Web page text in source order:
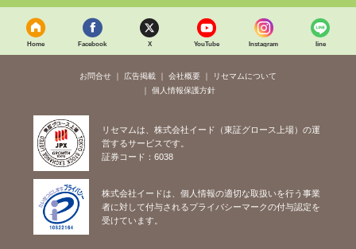
Home Facebook X YouTube Instagram line
お問合せ 広告掲載 会社概要
リセマムについて
個人情報保護方針
リセマムは、株式会社イード（東証グロース上場）の運
営するサービスです。
証券コード：6038
株式会社イードは、個人情報の適切な取扱いを行う事業
者に対して付与されるプライバシーマークの付与認定を
受けています。